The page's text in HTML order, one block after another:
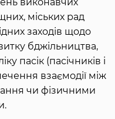
міських рад
заходів щодо
бджільництва,
пасік (пасічників і
взаємодії між
чи фізичними